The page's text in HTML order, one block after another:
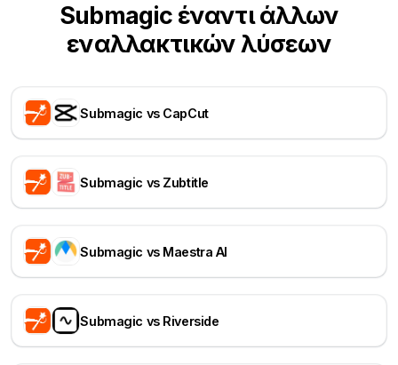
Submagic έναντι άλλων
εναλλακτικών λύσεων
Submagic vs CapCut
Submagic vs Zubtitle
Submagic vs Maestra AI
Submagic vs Riverside